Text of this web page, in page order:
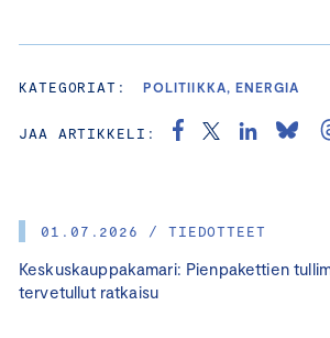
01.07.2026 / TIEDOTTEET
Keskuskauppakamari: Pienpakettien
tervetullut ratkaisu
KATEGORIAT: POLITIIKKA, ENERGIA
JAA ARTIKKELI: